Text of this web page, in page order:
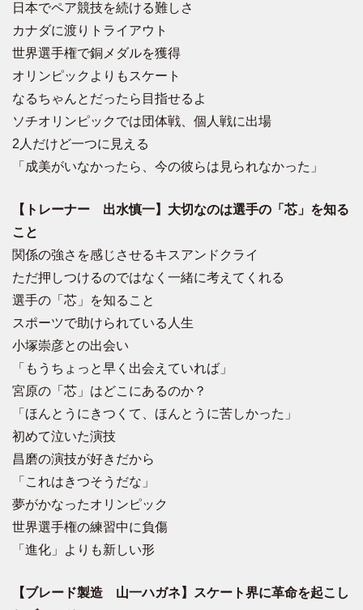
日本でペア競技を続ける難しさ
カナダに渡りトライアウト
世界選手権で銅メダルを獲得
オリンピックよりもスケート
なるちゃんとだったら目指せるよ
ソチオリンピックでは団体戦、個人戦に出場
2人だけど一つに見える
「成美がいなかったら、今の彼らは見られなかった」
【トレーナー 出水慎一】大切なのは選手の「芯」を知る
こと
関係の強さを感じさせるキスアンドクライ
ただ押しつけるのではなく一緒に考えてくれる
選手の「芯」を知ること
スポーツで助けられている人生
小塚崇彦との出会い
「もうちょっと早く出会えていれば」
宮原の「芯」はどこにあるのか？
「ほんとうにきつくて、ほんとうに苦しかった」
初めて泣いた演技
昌磨の演技が好きだから
「これはきつそうだな」
夢がかなったオリンピック
世界選手権の練習中に負傷
「進化」よりも新しい形
【ブレード製造 山一ハガネ】スケート界に革命を起こし